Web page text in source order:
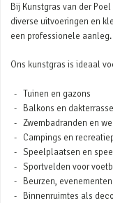
Bij Kunstgras van der
diverse uitvoeringen en
een professionele aanleg.
Ons kunstgras is ideaal
Tuinen en gazons
Balkons en
Zwembadranden en
Campings en
Speelplaatsen en
Sportvelden voor
Beurzen,
Binnenruimtes als